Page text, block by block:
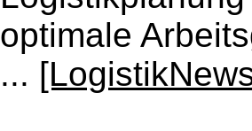
optimale
...